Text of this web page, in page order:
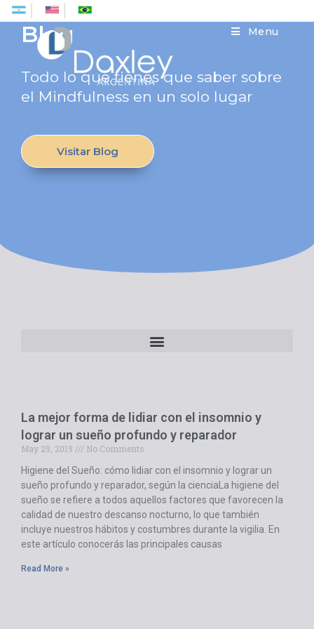
Menu
Blog
Todo lo que tienes que saber sobre
el Mindfulness en un solo lugar
Visitar Blog
La mejor forma de lidiar con el insomnio y
lograr un sueño profundo y reparador
May 29, 2019
No Comments
Higiene del Sueño: cómo lidiar con el insomnio y lograr un
sueño profundo y reparador, según la cienciaLa higiene del
sueño se refiere a todos aquellos factores que favorecen la
calidad de nuestro descanso nocturno, lo que también
incluye nuestros hábitos y costumbres durante la vigilia. En
este artículo conocerás las principales causas
Read More »